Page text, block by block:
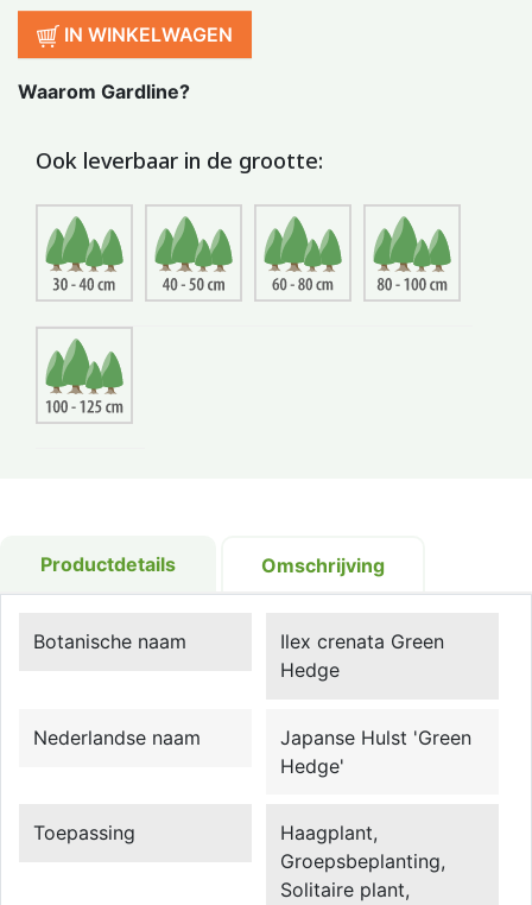
IN WINKELWAGEN
Waarom Gardline?
Ook leverbaar in de grootte:
Productdetails Omschrijving
Botanische naam
Ilex crenata Green
Hedge
Nederlandse naam
Japanse Hulst 'Green
Hedge'
Toepassing
Haagplant,
Groepsbeplanting,
Solitaire plant,